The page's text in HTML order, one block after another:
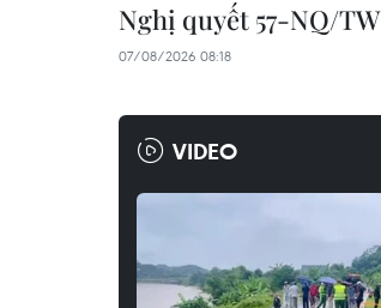
Nghị quyết 57-NQ/TW
07/08/2026 08:18
VIDEO